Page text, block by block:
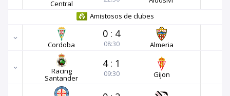
Central
Amistosos de clubes
Cordoba
0 : 4
08:30 Almeria
Racing
Santander
4: 1
09:30 Gijon